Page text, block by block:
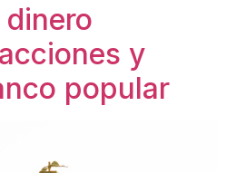
dinero
y
popular